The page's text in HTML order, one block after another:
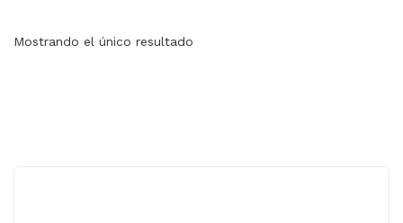
Mostrando el único resultado